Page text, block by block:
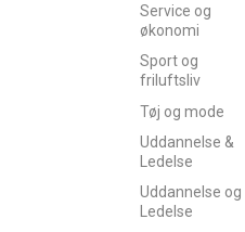
Service og
økonomi
Sport og
friluftsliv
Tøj og mode
Uddannelse &
Ledelse
Uddannelse og
Ledelse